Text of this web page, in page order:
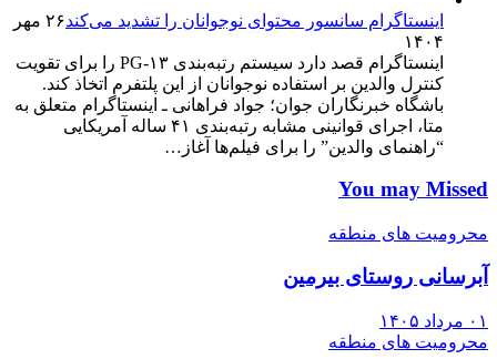
اینستاگرام سانسور محتوای نوجوانان را تشدید می‌کند
۲۶ مهر
۱۴۰۴
اینستاگرام قصد دارد سیستم رتبه‌بندی PG-۱۳ را برای تقویت
کنترل والدین بر استفاده نوجوانان از این پلتفرم اتخاذ کند.
باشگاه خبرنگاران جوان؛ جواد فراهانی ـ اینستاگرام متعلق به
متا، اجرای قوانینی مشابه رتبه‌بندی ۴۱ ساله آمریکایی
“راهنمای والدین” را برای فیلم‌ها آغاز…
You may Missed
محرومیت های منطقه
آبرسانی روستای بیرمین
۰۱ مرداد ۱۴۰۵
محرومیت های منطقه